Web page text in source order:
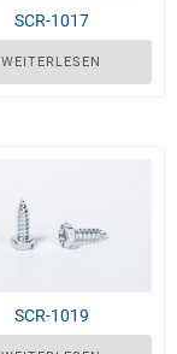
SCR-1017
WEITERLESEN
SCR-1019